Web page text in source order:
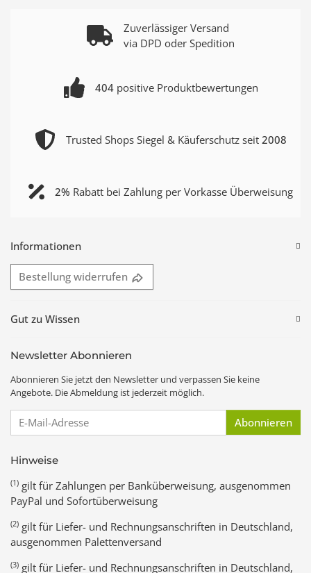
Zuverlässiger Versand
via DPD oder Spedition
404positive Produktbewertungen
Trusted Shops Siegel & Käuferschutz seit 2008
2% Rabatt bei Zahlung per Vorkasse Überweisung
Informationen
Bestellung widerrufen
Gut zu Wissen
Newsletter Abonnieren
Abonnieren Sie jetzt den Newsletter und verpassen Sie keine
Angebote. Die Abmeldung ist jederzeit möglich.
E-Mail-Adresse Abonnieren
Hinweise
(1) gilt für Zahlungen per Banküberweisung, ausgenommen
PayPal und Sofortüberweisung
(2) gilt für Liefer- und Rechnungsanschriften in Deutschland,
ausgenommen Palettenversand
(3) gilt für Liefer- und Rechnungsanschriften in Deutschland,